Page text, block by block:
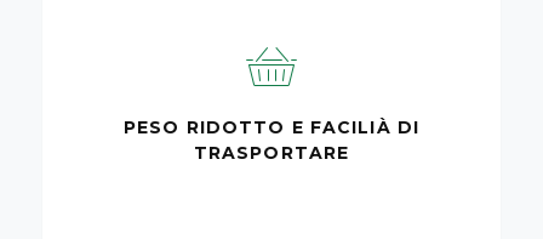
PESO RIDOTTO E FACILIÀ DI
TRASPORTARE